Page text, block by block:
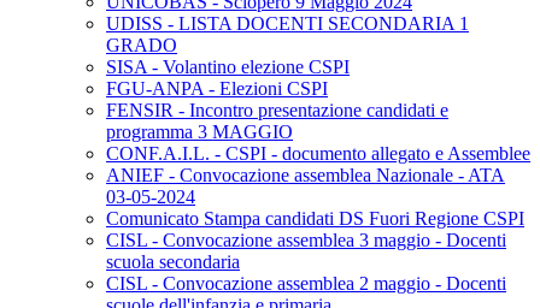
UDISS - LISTA DOCENTI SECONDARIA 1
GRADO
SISA - Volantino elezione CSPI
FGU-ANPA - Elezioni CSPI
FENSIR - Incontro presentazione candidati e
programma 3 MAGGIO
CONF.A.I.L. - CSPI - documento allegato e Assemblee
ANIEF - Convocazione assemblea Nazionale - ATA
03-05-2024
Comunicato Stampa candidati DS Fuori Regione CSPI
CISL - Convocazione assemblea 3 maggio - Docenti
scuola secondaria
CISL - Convocazione assemblea 2 maggio - Docenti